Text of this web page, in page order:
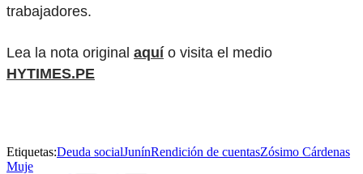
trabajadores.
Lea la nota original aquío visita el medio
HYTIMES.PE
Etiquetas:Deuda socialJunínRendición de cuentasZósimo Cárdenas
Muje